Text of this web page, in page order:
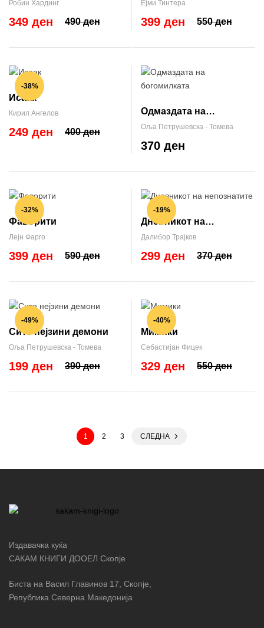
Робин Хардинг
490 ден
349 ден
Ејми Тинтера
550 ден
399 ден
-38%
Исаак
Кирил Ангелов
400 ден
249 ден
Одмаздата на
богомилката
Оља Петрушевска - Томева
370 ден
-32%
Фаворити
Лејн Фарго
590 ден
399 ден
-19%
Дневникот на
непознатите
Далибор Трајков
370 ден
299 ден
-49%
Сите нејзини демони
Оља Петрушевска - Томева
390 ден
199 ден
-40%
Мимики
Себастијан Фицек
550 ден
329 ден
1 2 3 СЛЕДНА
Издавачка куќа
САКАМ КНИГИ ДООЕЛ Скопје
Биста на Васил Главинов 17, Скопје,
Република Северна Македонија